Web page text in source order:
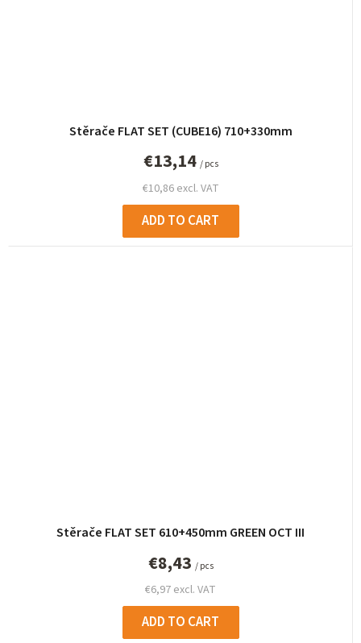
Stěrače FLAT SET (CUBE16) 710+330mm
€10,86 excl. VAT
€13,14 / pcs
ADD TO CART
Stěrače FLAT SET 610+450mm GREEN OCT III
€6,97 excl. VAT
€8,43 / pcs
ADD TO CART